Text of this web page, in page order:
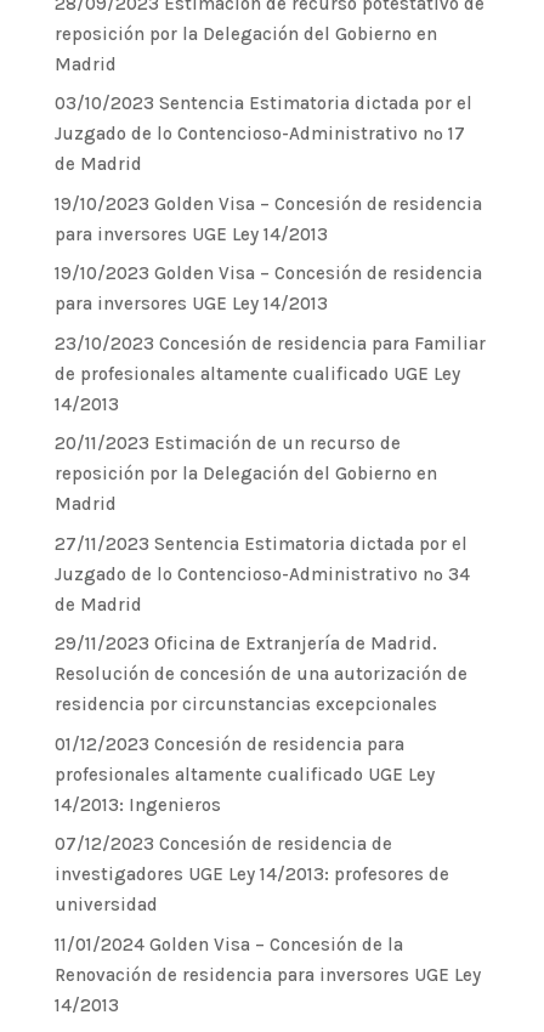
reposición por la Delegación del Gobierno en
Madrid
03/10/2023 Sentencia Estimatoria dictada por el
Juzgado de lo Contencioso-Administrativo nº 17
de Madrid
19/10/2023 Golden Visa – Concesión de residencia
para inversores UGE Ley 14/2013
19/10/2023 Golden Visa – Concesión de residencia
para inversores UGE Ley 14/2013
23/10/2023 Concesión de residencia para Familiar
de profesionales altamente cualificado UGE Ley
14/2013
20/11/2023 Estimación de un recurso de
reposición por la Delegación del Gobierno en
Madrid
27/11/2023 Sentencia Estimatoria dictada por el
Juzgado de lo Contencioso-Administrativo nº 34
de Madrid
29/11/2023 Oficina de Extranjería de Madrid.
Resolución de concesión de una autorización de
residencia por circunstancias excepcionales
01/12/2023 Concesión de residencia para
profesionales altamente cualificado UGE Ley
14/2013: Ingenieros
07/12/2023 Concesión de residencia de
investigadores UGE Ley 14/2013: profesores de
universidad
11/01/2024 Golden Visa – Concesión de la
Renovación de residencia para inversores UGE Ley
14/2013